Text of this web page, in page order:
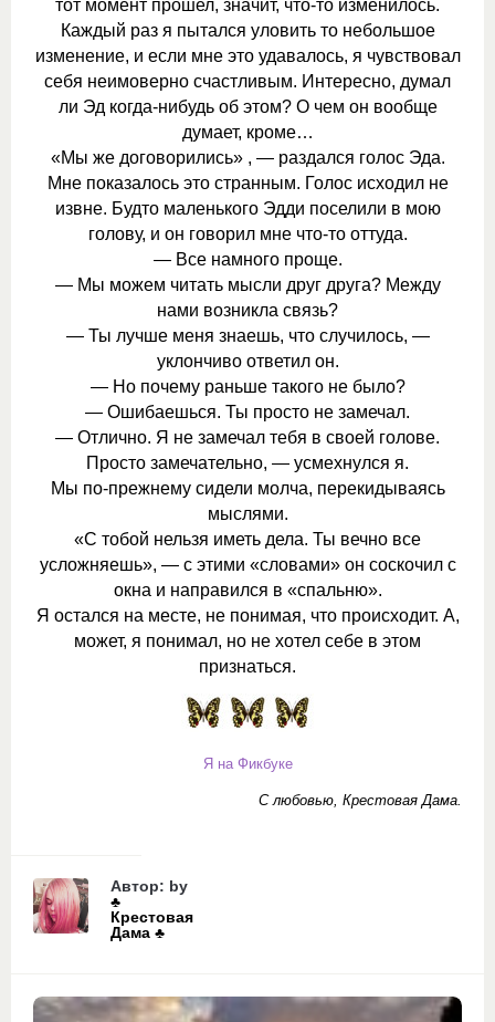
тот момент прошел, значит, что-то изменилось.
Каждый раз я пытался уловить то небольшое
изменение, и если мне это удавалось, я чувствовал
себя неимоверно счастливым. Интересно, думал
ли Эд когда-нибудь об этом? О чем он вообще
думает, кроме…
«Мы же договорились» , — раздался голос Эда.
Мне показалось это странным. Голос исходил не
извне. Будто маленького Эдди поселили в мою
голову, и он говорил мне что-то оттуда.
— Все намного проще.
— Мы можем читать мысли друг друга? Между
нами возникла связь?
— Ты лучше меня знаешь, что случилось, —
уклончиво ответил он.
— Но почему раньше такого не было?
— Ошибаешься. Ты просто не замечал.
— Отлично. Я не замечал тебя в своей голове.
Просто замечательно, — усмехнулся я.
Мы по-прежнему сидели молча, перекидываясь
мыслями.
«С тобой нельзя иметь дела. Ты вечно все
усложняешь», — с этими «словами» он соскочил с
окна и направился в «спальню».
Я остался на месте, не понимая, что происходит. А,
может, я понимал, но не хотел себе в этом
признаться.
Я на Фикбуке
С любовью, Крестовая Дама.
Автор: by
♣️
Крестовая
Дама ♣️